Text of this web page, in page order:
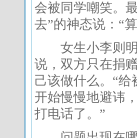
会被同学嘲笑。
去”的神态说：“
女生小李则明
说，双方只在捐
己该做什么。“
开始慢慢地避讳
打电话了。”